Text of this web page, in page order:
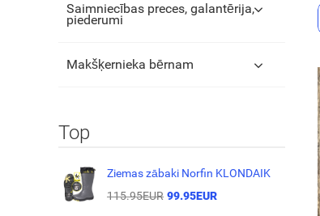
Saimniecības preces, galantērija,
piederumi
Makšķernieka bērnam
Top
Ziemas zābaki Norfin KLONDAIK
115.95EUR 99.95EUR